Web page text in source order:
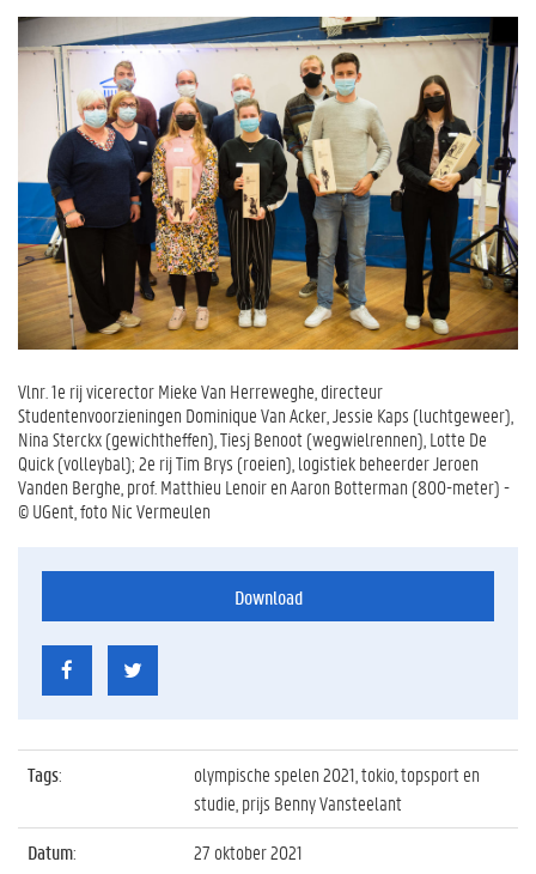
Vlnr. 1e rij vicerector Mieke Van Herreweghe, directeur
Studentenvoorzieningen Dominique Van Acker, Jessie Kaps (luchtgeweer),
Nina Sterckx (gewichtheffen), Tiesj Benoot (wegwielrennen), Lotte De
Quick (volleybal); 2e rij Tim Brys (roeien), logistiek beheerder Jeroen
Vanden Berghe, prof. Matthieu Lenoir en Aaron Botterman (800-meter) -
© UGent, foto Nic Vermeulen
Download
Tags:
olympische spelen 2021, tokio, topsport en
studie, prijs Benny Vansteelant
Datum: 27 oktober 2021